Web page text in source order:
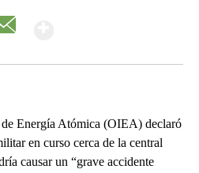
Energía Atómica (OIEA) declaró
en curso cerca de la central
causar un “grave accidente